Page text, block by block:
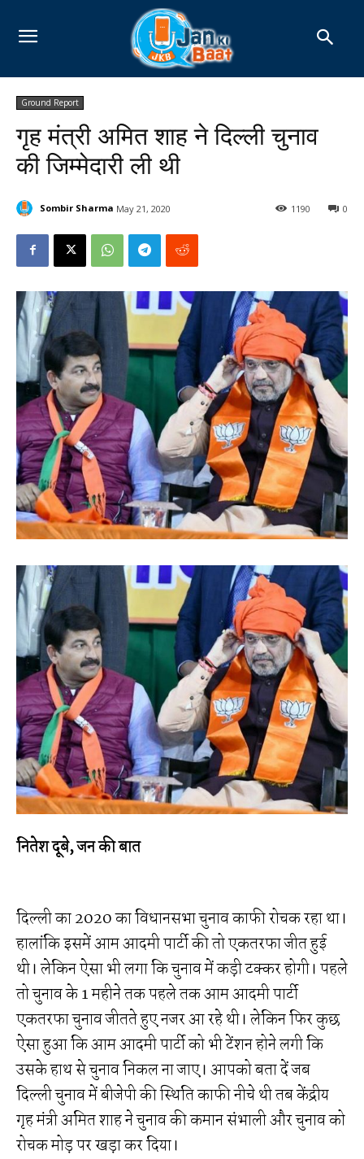
Ground Report
गृह मंत्री अमित शाह ने दिल्ली चुनाव
की जिम्मेदारी ली थी
Sombir Sharma May 21, 2020 0
1190
नितेश दूबे, जन की बात
दिल्ली का 2020 का विधानसभा चुनाव काफी रोचक रहा था।
हालांकि इसमें आम आदमी पार्टी की तो एकतरफा जीत हुई
थी। लेकिन ऐसा भी लगा कि चुनाव में कड़ी टक्कर होगी। पहले
तो चुनाव के 1 महीने तक पहले तक आम आदमी पार्टी
एकतरफा चुनाव जीतते हुए नजर आ रहे थी। लेकिन फिर कुछ
ऐसा हुआ कि आम आदमी पार्टी को भी टेंशन होने लगी कि
उसके हाथ से चुनाव निकल ना जाए। आपको बता दें जब
दिल्ली चुनाव में बीजेपी की स्थिति काफी नीचे थी तब केंद्रीय
गृह मंत्री अमित शाह ने चुनाव की कमान संभाली और चुनाव को
रोचक मोड़ पर खड़ा कर दिया।